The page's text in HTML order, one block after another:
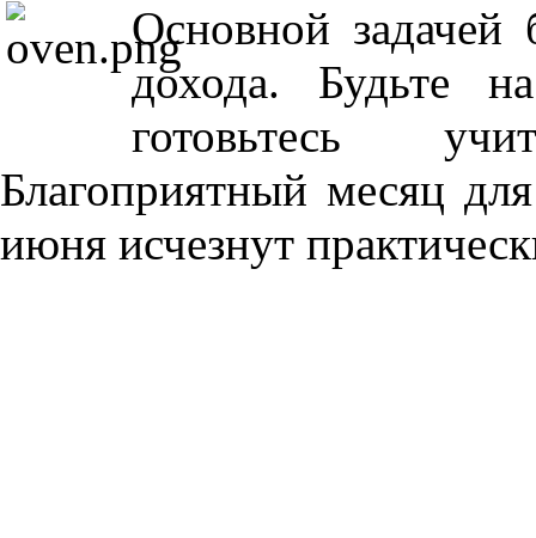
Основной задачей
дохода. Будьте
готовьтесь
Благоприятный месяц
июня исчезнут